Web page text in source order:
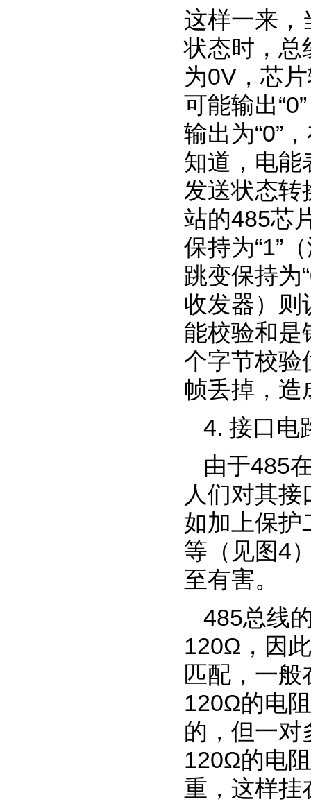
这样一来，
状态时，总
为0V，芯
可能输出
输出为“0”
知道，电能
发送状态转
站的485芯
保持为“1”
跳变保持为
收发器）则
能校验和是
个字节校验
帧丢掉，造
4. 接口电
由于485
人们对其
如加上保护
等（见图4
至有害。
485总线
120Ω，因
匹配，一
120Ω的电
的，但一对
120Ω的电
重，这样挂